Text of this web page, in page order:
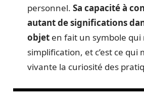
personnel. Sa capacité à
autant de significations
objet en fait un symbole qui
simplification, et c’est ce qui
vivante la curiosité des